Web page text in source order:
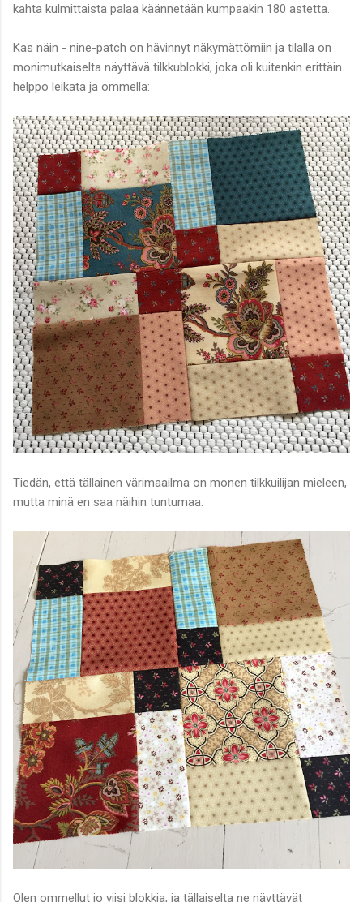
kahta kulmittaista palaa käännetään kumpaakin 180 astetta.
Kas näin - nine-patch on hävinnyt näkymättömiin ja tilalla on
monimutkaiselta näyttävä tilkkublokki, joka oli kuitenkin erittäin
helppo leikata ja ommella:
Tiedän, että tällainen värimaailma on monen tilkkuilijan mieleen,
mutta minä en saa näihin tuntumaa.
Olen ommellut jo viisi blokkia, ja tällaiselta ne näyttävät